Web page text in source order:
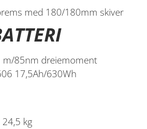
med 180/180mm skiver
m/85nm dreiemoment
17,5Ah/630Wh
24,5 kg